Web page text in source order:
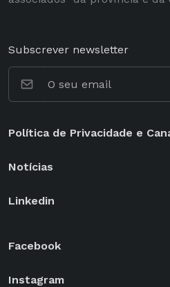
Subscrever newsletter
Política de Privacidade e
Notícias
Linkedin
Facebook
Instagram